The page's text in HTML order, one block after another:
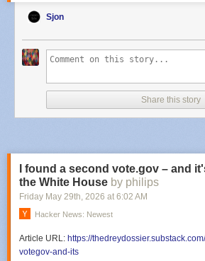
Sjon
Share this story
I found a second vote.gov – and
the White House by philips
Friday May 29th, 2026 at 6:02 AM
Hacker News: Newest
Article URL: https://
votegov-and-its